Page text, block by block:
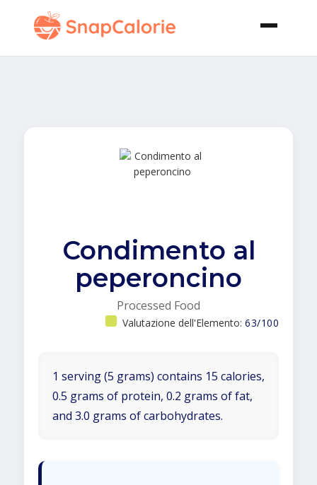
Condimento al
peperoncino
Processed Food
Valutazione dell'Elemento: 63/100
1 serving (5 grams) contains 15 calories,
0.5 grams of protein, 0.2 grams of fat,
and 3.0 grams of carbohydrates.